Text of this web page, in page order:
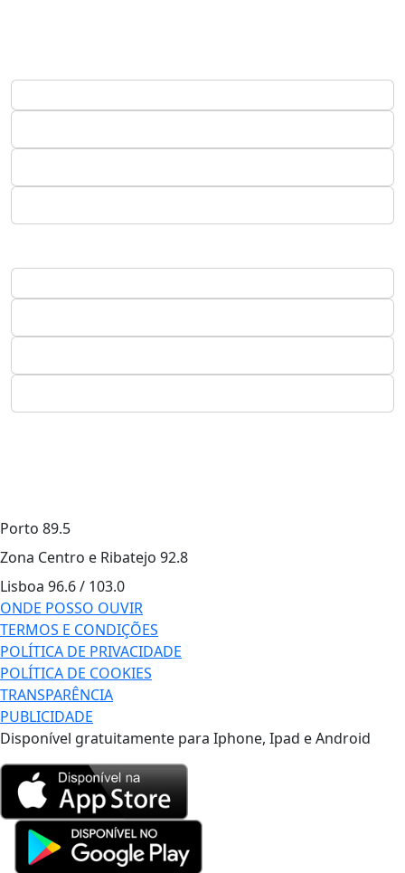
Porto 89.5
Zona Centro e Ribatejo 92.8
Lisboa 96.6 / 103.0
ONDE POSSO OUVIR
TERMOS E CONDIÇÕES
POLÍTICA DE PRIVACIDADE
POLÍTICA DE COOKIES
TRANSPARÊNCIA
PUBLICIDADE
Disponível gratuitamente para Iphone, Ipad e Android